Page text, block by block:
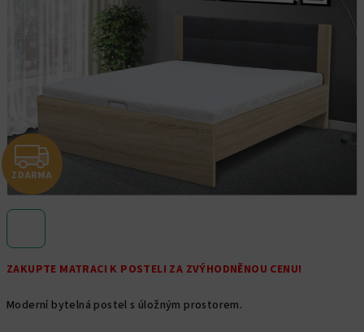
ZAKUPTE MATRACI K POSTELI ZA ZVÝHODNĚNOU CENU!
Moderní bytelná postel s úložným prostorem.
hvězdiček.
Z
D
R
M
ZDARMA